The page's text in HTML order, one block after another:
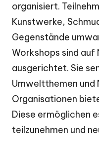
organisiert.
Kunstwerke,
Gegenstände
Workshops sind auf
ausgerichtet. Sie
Umweltthemen und
Organisationen
Diese ermöglichen
teilzunehmen und